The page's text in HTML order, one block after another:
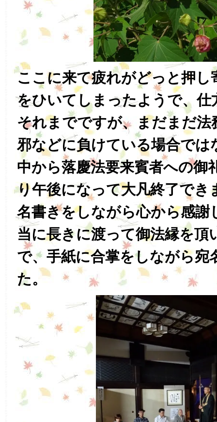
ここに来て疲れがどっと押し
をひいてしまったようで、仕
それまでですが、まだまだ法
邪などに負けている場合では
中から落慶法要来賓者への御
り午後になって大凡終了でき
名書きをしながら心から感謝
当に長きに渡って御法縁を頂
で、手紙に合掌をしながら宛
た。